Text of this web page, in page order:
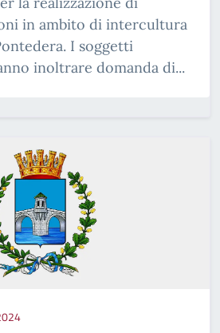
in ambito di intercultura
I soggetti
inoltrare domanda di...